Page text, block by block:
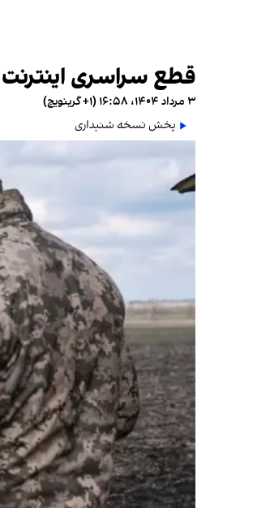
قطع سراسری اینترنت
۳ مرداد ۱۴۰۴، ۱۶:۵۸ (‎+۱ گرینویچ)
پخش نسخه شنیداری